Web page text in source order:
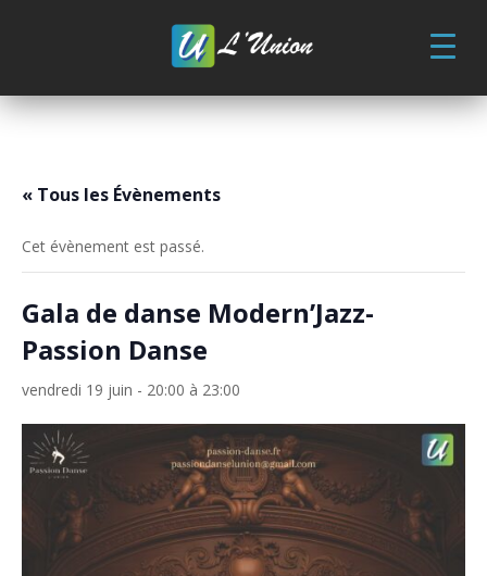
« Tous les Évènements
Cet évènement est passé.
Gala de danse Modern’Jazz-
Passion Danse
vendredi 19 juin - 20:00 à 23:00